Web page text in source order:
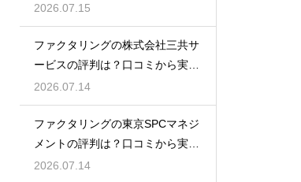
トを徹底解説
2026.07.15
ファクタリングの株式会社三共サ
ービスの評判は？口コミから実態
を徹底解説
2026.07.14
ファクタリングの東京SPCマネジ
メントの評判は？口コミから実態
を徹底解説
2026.07.14